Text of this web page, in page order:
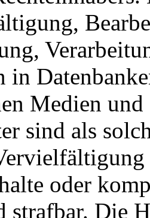
in
Medien
sind als
oder
strafbar. Die